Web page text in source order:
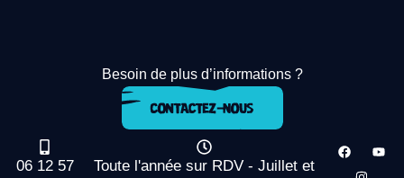
Besoin de plus d’informations ?
06 12 57
Toute l'année sur RDV - Juillet et